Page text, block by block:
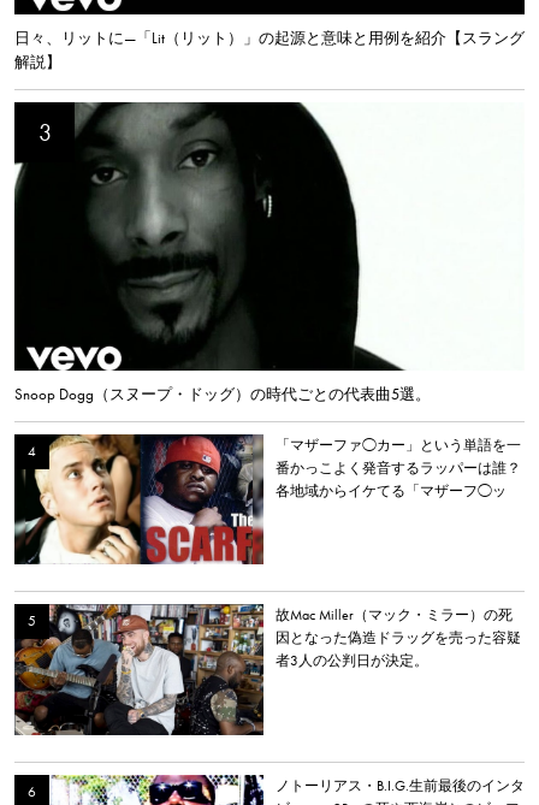
日々、リットに—「Lit（リット）」の起源と意味と用例を紹介【スラング
解説】
Snoop Dogg（スヌープ・ドッグ）の時代ごとの代表曲5選。
「マザーファ◯カー」という単語を一
番かっこよく発音するラッパーは誰？
各地域からイケてる「マザーフ◯ッ
故Mac Miller（マック・ミラー）の死
因となった偽造ドラッグを売った容疑
者3人の公判日が決定。
ノトーリアス・B.I.G.生前最後のインタ